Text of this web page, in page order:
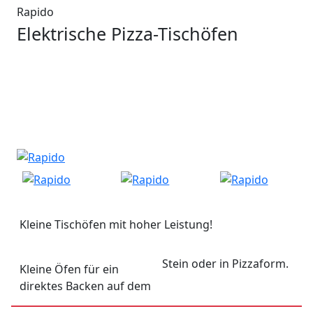
Rapido
Elektrische Pizza-Tischöfen
Kleine Tischöfen mit hoher Leistung!
Kleine Öfen für ein
direktes Backen auf dem
Stein oder in Pizzaform.